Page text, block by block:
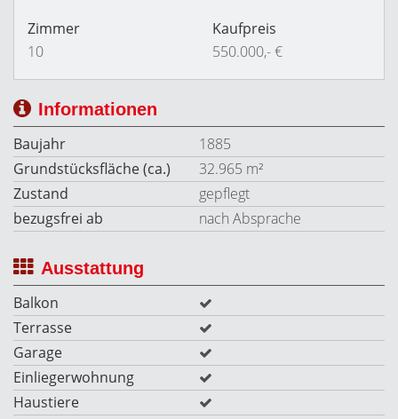
Zimmer
10
Kaufpreis
550.000,- €
Informationen
Baujahr
1885
Grundstücksfläche (ca.)
32.965 m²
Zustand
gepflegt
bezugsfrei ab
nach Absprache
Ausstattung
Balkon
Terrasse
Garage
Einliegerwohnung
Haustiere